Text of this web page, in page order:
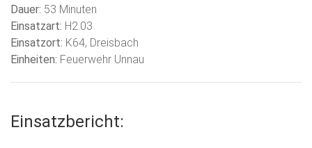
Dauer: 53 Minuten
Einsatzart: H2.03
Einsatzort: K64, Dreisbach
Einheiten: Feuerwehr Unnau
Einsatzbericht: